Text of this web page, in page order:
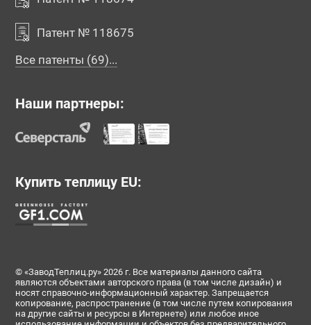
Патент № 118675
Все патенты (69)...
Наши партнеры:
Купить теплицу EU:
© «ЗаводТеплиц.ру» 2026 г. Все материалы данного сайта
являются объектами авторского права (в том числе дизайн) и
носят справочно-информационный характер. Запрещается
копирование, распространение (в том числе путем копирования
на другие сайты и ресурсы в Интернете) или любое иное